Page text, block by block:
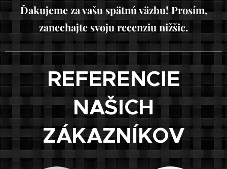
Ďakujeme za vašu spätnú väzbu! Prosím,
zanechajte svoju recenziu nižšie.
REFERENCIE
NAŠICH
ZÁKAZNÍKOV